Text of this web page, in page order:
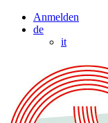
Anmelden
de
it